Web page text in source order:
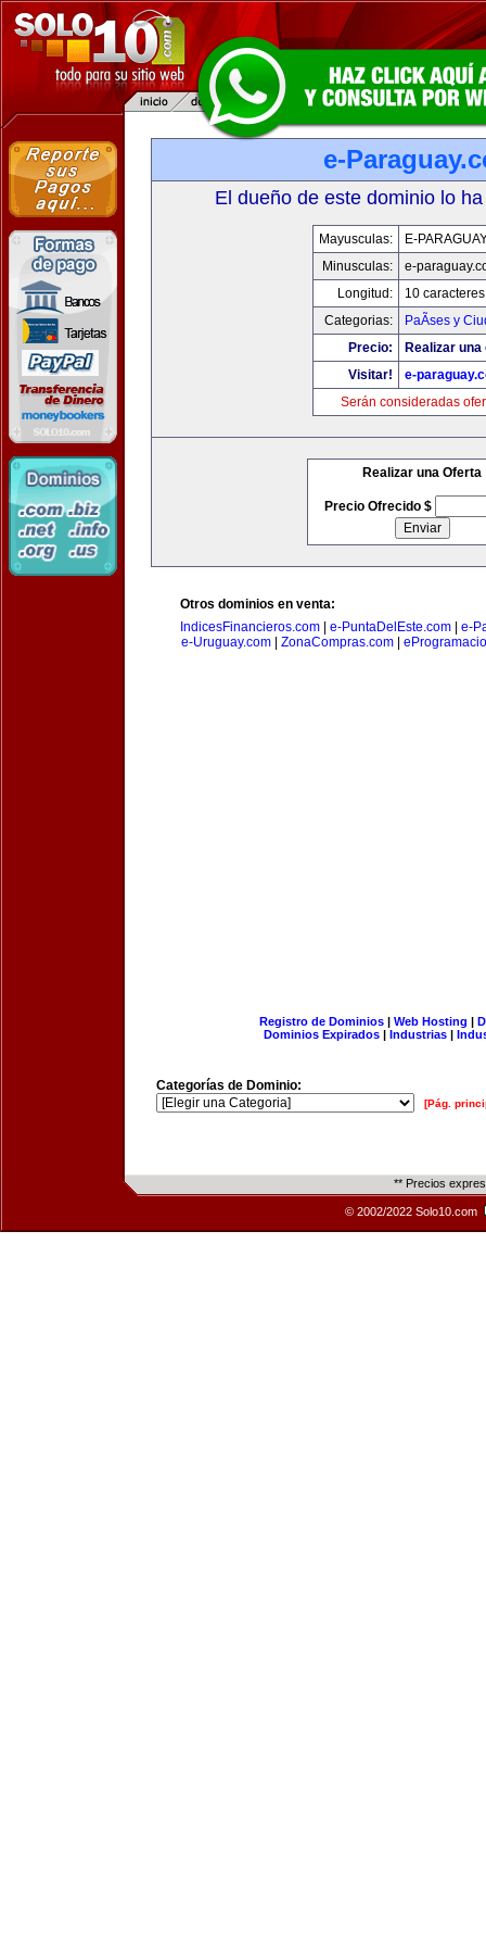
e-
El dueño de este dominio lo
Mayusculas:
E-
Minusculas:
e-
Longitud:
10 caracteres
Categorias:
PaÃ­ses y
Precio:
Realizar
Visitar!
e-
Serán consideradas
Realizar una Oferta
Precio Ofrecido $
Otros dominios en venta:
IndicesFinancieros.com
e-PuntaDelEste.com
e-
e-Uruguay.com
ZonaCompras.com
Registro de Dominios| Web Hosting |
Dominios Expirados | Industrias |
Categorías de Dominio:
[Pág.
** Precios
© 2002/2022 Solo10.com